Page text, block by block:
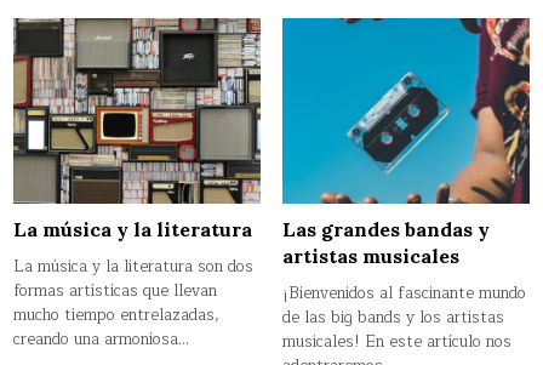
La música y la literatura
La música y la literatura son dos
formas artísticas que llevan
mucho tiempo entrelazadas,
creando una armoniosa…
Las grandes bandas y
artistas musicales
¡Bienvenidos al fascinante mundo
de las big bands y los artistas
musicales! En este artículo nos